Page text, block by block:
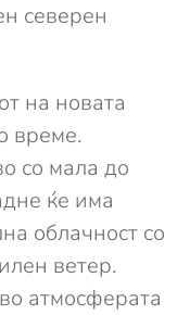
северeн
на новата
време.
со мала до
ќе има
облачност со
ветер.
атмосферата